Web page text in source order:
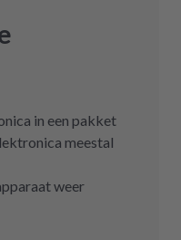
in een pakket
meestal
weer